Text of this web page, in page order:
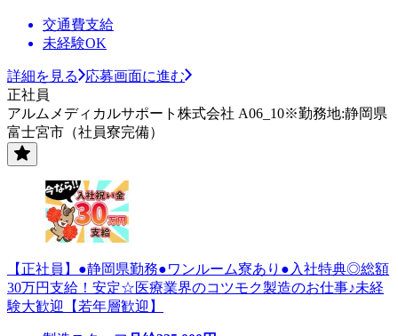
交通費支給
未経験OK
詳細を見る
応募画面に進む
正社員
アルムメディカルサポート株式会社 A06_10※勤務地:静岡県
富士宮市（社員寮完備）
【正社員】●静岡県勤務●ワンルーム寮あり●入社特典◎総額
30万円支給！安定☆医療業界のコツモク製造のお仕事♪未経
験大歓迎【若年層歓迎】